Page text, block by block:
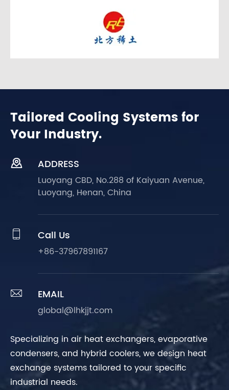
Tailored Cooling Systems for
Your Industry.
 ADDRESS
Luoyang CBD, No.288 of Kaiyuan Avenue,
Luoyang, Henan, China
 Call Us
+86-37967891167
 EMAIL
global@lhkjjt.com
Specializing in air heat exchangers, evaporative
condensers, and hybrid coolers, we design heat
exchange systems tailored to your specific
industrial needs.